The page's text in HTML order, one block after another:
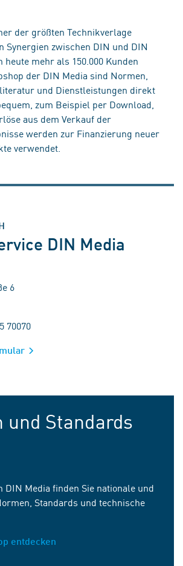
der größten Technikverlage
Synergien zwischen DIN und DIN
mehr als 150.000 Kunden
der DIN Media sind Normen,
und Dienstleistungen direkt
zum Beispiel per Download,
aus dem Verkauf der
werden zur Finanzierung neuer
verwendet.
DIN Media
6
70070
und Standards
DIN Media finden Sie nationale und
Standards und technische
entdecken